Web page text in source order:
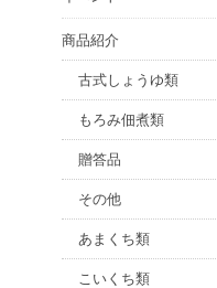
商品紹介
古式しょうゆ類
もろみ佃煮類
贈答品
その他
あまくち類
こいくち類